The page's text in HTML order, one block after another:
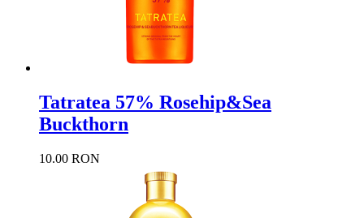
Tatratea 57% Rosehip&Sea
Buckthorn
10.00 RON